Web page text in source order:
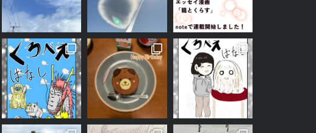
日々を描いたマンガ 今年もくろべぇ、あおごろ
ともどもよろしくお願いします。 「どう をご紹介しました。 今回は、今住んでいる土地の神様「も
我が家では毎年、私の父手作りのしめ縄を飾 なので、いくつかハロウィンイベントに参加してきました
くろべぇ
がハロウィンの 「龍ちゃんが